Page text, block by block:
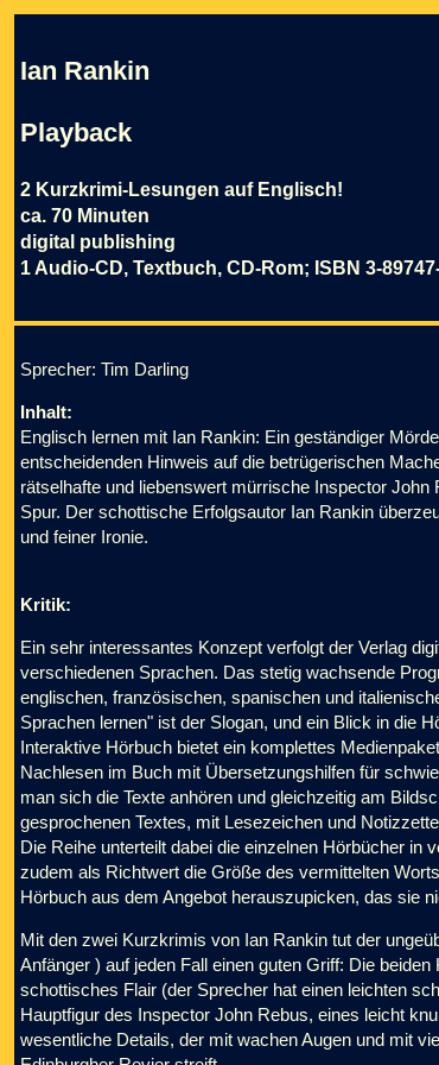
Ian Rankin
Playback
2 Kurzkrimi-Lesungen auf Englisch!
ca. 70 Minuten
digital publishing
1 Audio-CD, Textbuch, CD-Rom; ISBN 3-
Sprecher: Tim Darling
Inhalt:
Englisch lernen mit Ian Rankin: Ein geständiger
entscheidenden Hinweis auf die betrügerischen
rätselhafte und liebenswert mürrische Inspector
Spur. Der schottische Erfolgsautor Ian Rankin
und feiner Ironie.
Kritik:
Ein sehr interessantes Konzept verfolgt der Verlag
verschiedenen Sprachen. Das stetig wachsende
englischen, französischen, spanischen und
Sprachen lernen" ist der Slogan, und ein Blick in die
Interaktive Hörbuch bietet ein komplettes
Nachlesen im Buch mit Übersetzungshilfen für
man sich die Texte anhören und gleichzeitig am
gesprochenen Textes, mit Lesezeichen und
Die Reihe unterteilt dabei die einzelnen Hörbücher
zudem als Richtwert die Größe des vermittelten
Hörbuch aus dem Angebot herauszupicken, das sie
Mit den zwei Kurzkrimis von Ian Rankin tut der
Anfänger ) auf jeden Fall einen guten Griff: Die
schottisches Flair (der Sprecher hat einen leichten
Hauptfigur des Inspector John Rebus, eines leicht
wesentliche Details, der mit wachen Augen und mit